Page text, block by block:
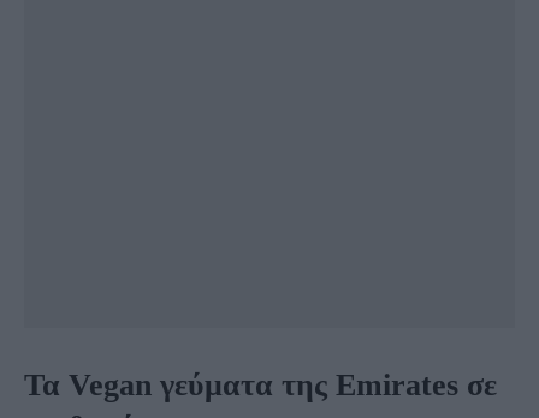
Τα Vegan γεύματα της Emirates σε